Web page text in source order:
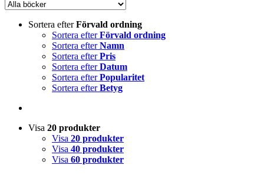
Sortera efterFörvald ordning
Sortera efterFörvald ordning
Sortera efterNamn
Sortera efterPris
Sortera efterDatum
Sortera efterPopularitet
Sortera efterBetyg
Visa 20 produkter
Visa 20 produkter
Visa 40 produkter
Visa 60 produkter